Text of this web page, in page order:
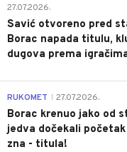
27.07.2026.
Savić otvoreno pred
Borac napada titulu,
dugova prema
RUKOMET 27.07.2026.
Borac krenuo jako od
jedva dočekali
zna - titula!